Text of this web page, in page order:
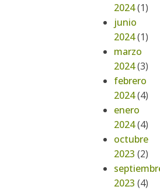
2024(1)
junio
2024(1)
marzo
2024(3)
febrero
2024(4)
enero
2024(4)
octubre
2023 (2)
2023 (4)